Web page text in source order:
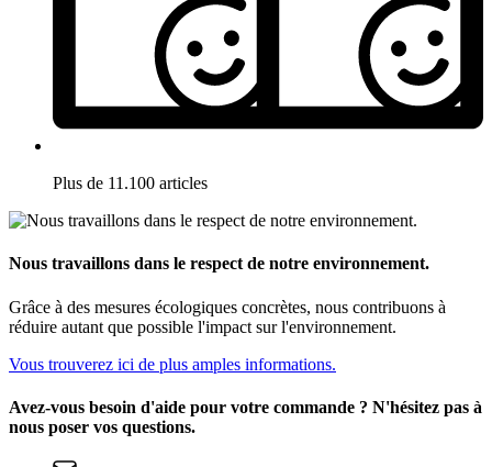
Plus de 11.100 articles
Nous travaillons dans le respect de notre environnement.
Grâce à des mesures écologiques concrètes, nous contribuons à
réduire autant que possible l'impact sur l'environnement.
Vous trouverez ici de plus amples informations.
Avez-vous besoin d'aide pour votre commande ? N'hésitez pas à
nous poser vos questions.